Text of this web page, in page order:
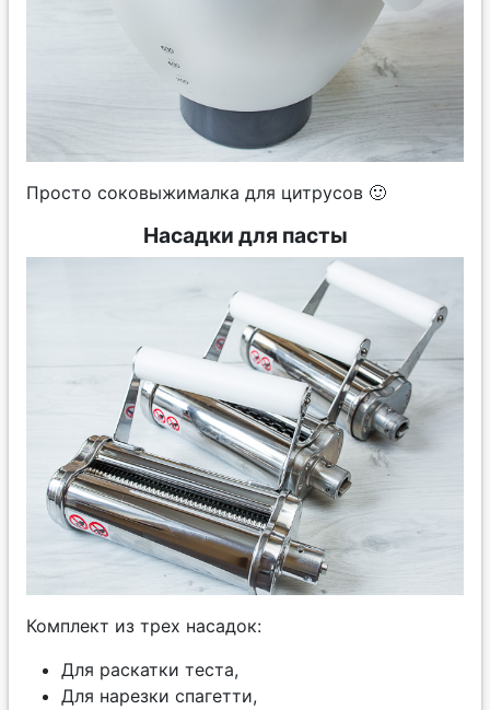
Просто соковыжималка для цитрусов 🙂
Насадки для пасты
Комплект из трех насадок:
Для раскатки теста,
Для нарезки спагетти,